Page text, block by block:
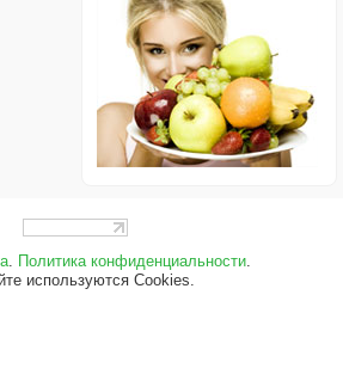
. Политика конфиденциальности.
используются Cookies.